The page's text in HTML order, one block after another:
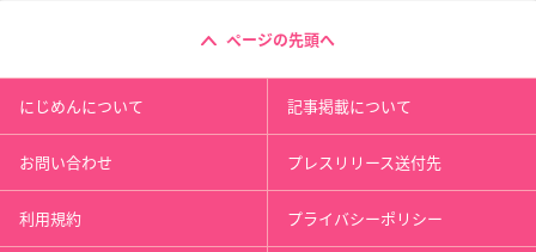
ページの先頭へ
にじめんについて 記事掲載について
お問い合わせ プレスリリース送付先
利用規約 プライバシーポリシー